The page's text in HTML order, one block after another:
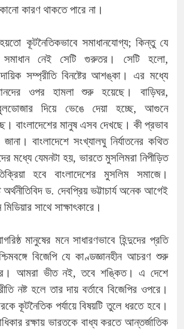
কারণ থাকতে পারে না।
কূটনৈতিকভাবে সমাধানযোগ্য; কিন্তু যে
সমাধান নেই সেটি গুরুতর। সেটি হলো,
সম্প্রীতি বিনষ্টের আশঙ্কা। এর মধ্যে
ওপর হামলা শুরু হয়েছে। বাড়িঘর,
বুলডোজার দিয়ে ভেঙে দেয়া হচ্ছে, আগুনে
বাংলাদেশের মানুষ এসব দেখছে। কী প্রভাব
বাংলাদেশে সংখ্যালঘু নির্যাতনের কথিত
মধ্যে যেমনটা হয়, ভারতে মুসলিমরা নিপীড়িত
হবে বাংলাদেশের মুসলিম সমাজে।
অর্থনীতিবিদ ড. দেবপ্রিয় ভট্টাচার্য অনেক আগেই
সাথে সাক্ষাৎকারে।
মানুষের মনে সাধারণভাবে হিন্দুদের প্রতি
বিজেপি যে কাণ্ডজ্ঞানহীন আচরণ শুরু
আমরা ভীত নই, তবে শঙ্কিত। এ দেশে
নষ্ট হলে তার দায় বর্তাবে বিজেপির ওপরে।
কূটনৈতিক পর্যায়ে বিষয়টি তুলে ধরতে হবে।
রক্ষায় ভারতকে বাধ্য করতে আন্তর্জাতিক